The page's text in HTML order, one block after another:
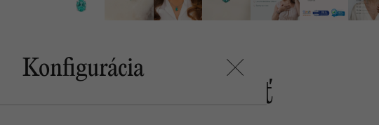
Konfigurácia
Mohlo by sa vám páčiť